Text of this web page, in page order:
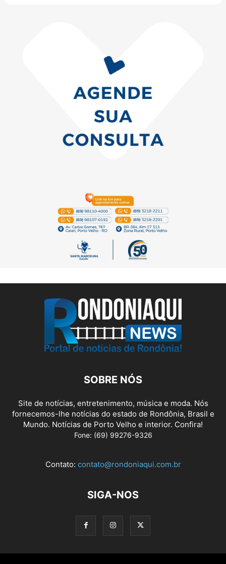
SOBRE NÓS
Site de notícias, entretenimento, música e moda. Nós
fornecemos-lhe notícias do estado de Rondônia, Brasil e
Mundo. Notícias de Porto Velho e interior. Confira!
Fone: (69) 99276-9326
Contato: contato@rondoniaqui.com.br
SIGA-NOS